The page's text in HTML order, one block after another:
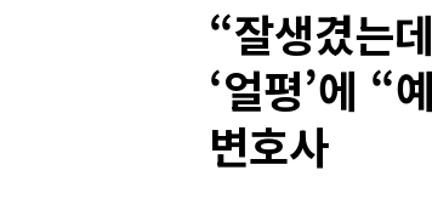
“잘생겼는
‘얼평’에 “
변호사